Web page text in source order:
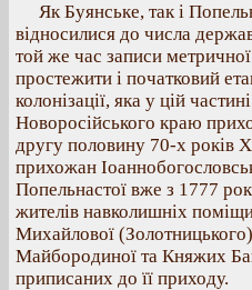
Як Буянське, так і
відносилися до числа
той же час записи
простежити і початковий
колонізації, яка у цій
Новоросійського краю
другу половину 70-х років
прихожан
Попельнастої вже з 1777
жителів навколишніх
Михайлової
Майбородиної та Княжих
приписаних до її приходу.